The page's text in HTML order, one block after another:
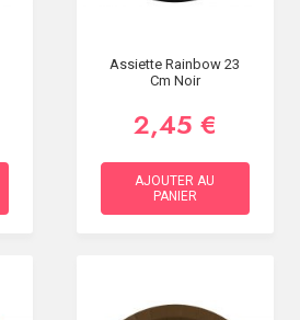
Assiette Rainbow 23
Cm Noir
2,45 €
AJOUTER AU
PANIER